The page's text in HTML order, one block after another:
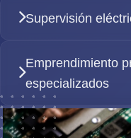
Supervisión
Emprendimiento
especializados